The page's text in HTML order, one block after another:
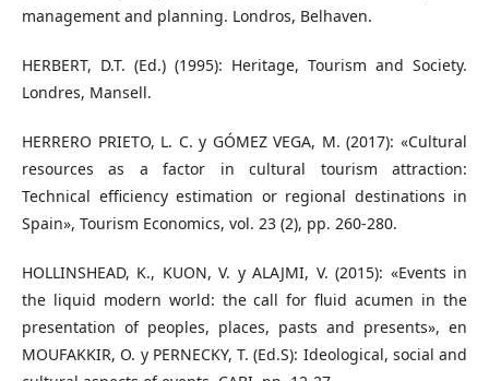
management and planning. Londros, Belhaven.
HERBERT, D.T. (Ed.) (1995): Heritage, Tourism and Society.
Londres, Mansell.
HERRERO PRIETO, L. C. y GÓMEZ VEGA, M. (2017): «Cultural
resources as a factor in cultural tourism attraction:
Technical efficiency estimation or regional destinations in
Spain», Tourism Economics, vol. 23 (2), pp. 260-280.
HOLLINSHEAD, K., KUON, V. y ALAJMI, V. (2015): «Events in
the liquid modern world: the call for fluid acumen in the
presentation of peoples, places, pasts and presents», en
MOUFAKKIR, O. y PERNECKY, T. (Ed.S): Ideological, social and